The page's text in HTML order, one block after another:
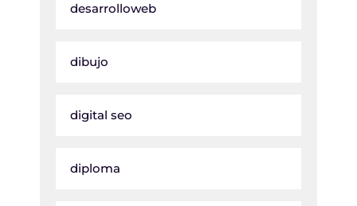
desarrolloweb
dibujo
digital seo
diploma